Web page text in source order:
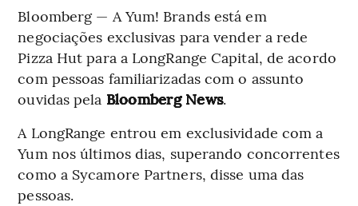
Bloomberg — A Yum! Brands está em
negociações exclusivas para vender a rede
Pizza Hut para a LongRange Capital, de acordo
com pessoas familiarizadas com o assunto
ouvidas pela Bloomberg News.
A LongRange entrou em exclusividade com a
Yum nos últimos dias, superando concorrentes
como a Sycamore Partners, disse uma das
pessoas.